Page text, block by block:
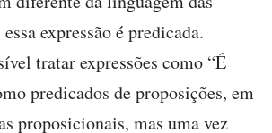
expressão é predicada.
tratar expressões como “É
predicados de proposições, em
proposicionais, mas uma vez